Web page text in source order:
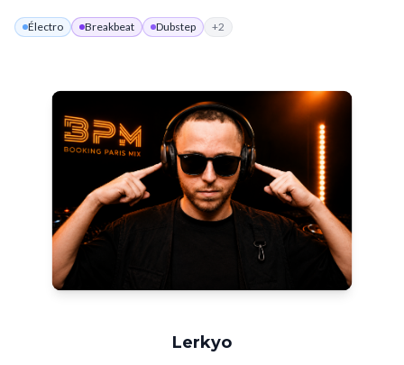
Électro Breakbeat Dubstep +2
Lerkyo